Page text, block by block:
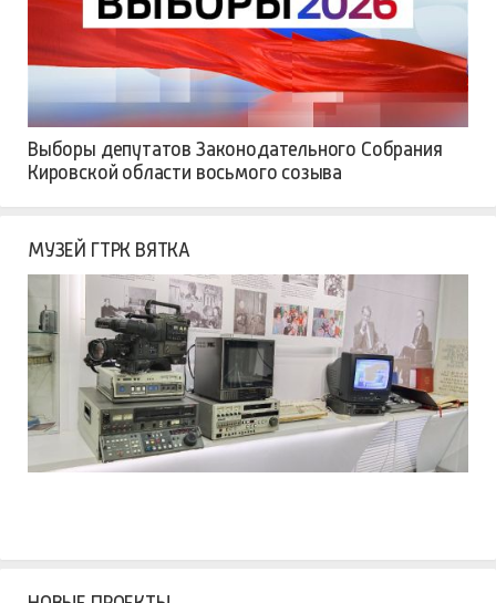
Выборы депутатов Законодательного Собрания
Кировской области восьмого созыва
МУЗЕЙ ГТРК ВЯТКА